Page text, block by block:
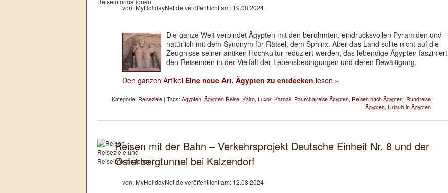
von: MyHolidayNet.de veröffentlicht am: 19.08.2024
Die ganze Welt verbindet Ägypten mit den berühmten, eindrucksvollen Pyramiden und
natürlich mit dem Synonym für Rätsel, dem Sphinx. Aber das Land sollte nicht auf die
Zeugnisse seiner antiken Hochkultur reduziert werden, das lebendige Ägypten fasziniert
den Reisenden in der Vielfalt der Lebensbedingungen und deren Bewältigung.
Den ganzen Artikel Eine neue Art, Ägypten zu entdecken lesen »
Kategorie: Reiseziele | Tags: Ägypten, Ägypten Reise, Kairo, Luxor. Karnak, Pauschalreise Ägypten, Reisen nach Ägypten, Rundreise
Ägypten, Urlaub in Ägypten
Reisen mit der Bahn – Verkehrsprojekt Deutsche Einheit Nr. 8 und der
Osterbergtunnel bei Kalzendorf
von: MyHolidayNet.de veröffentlicht am: 12.08.2024